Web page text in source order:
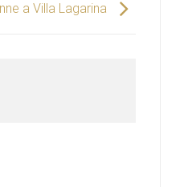
a Villa Lagarina